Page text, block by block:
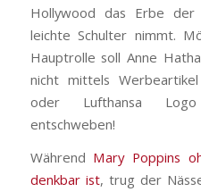
Hollywood das Erbe
leichte Schulter nimmt.
Hauptrolle soll Anne
nicht mittels
oder Lufthansa Logo
entschweben!
Während Mary Poppins
denkbar ist, trug der